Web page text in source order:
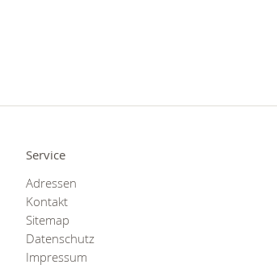
Service
Adressen
Kontakt
Sitemap
Datenschutz
Impressum